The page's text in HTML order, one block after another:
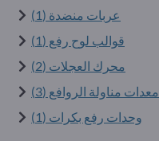
عربات منضدة (1)
قوالب لوح رفع (1)
محرك العجلات (2)
معدات مناولة الروافع (3)
وحدات رفع بكرات (1)